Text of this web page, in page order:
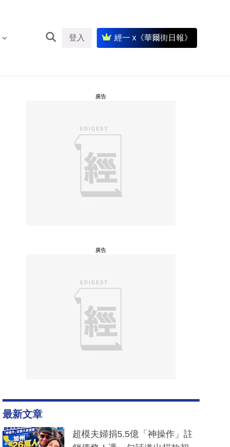
登入 經一 x《華爾街日報》
廣告
廣告
最新文章
超模夫婦捐5.5億「神操作」註